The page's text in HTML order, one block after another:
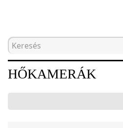
Kezdőlap
HŐKAMERÁK